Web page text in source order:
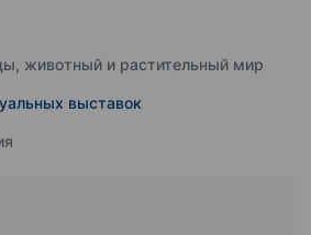
животный и растительный мир
выставок